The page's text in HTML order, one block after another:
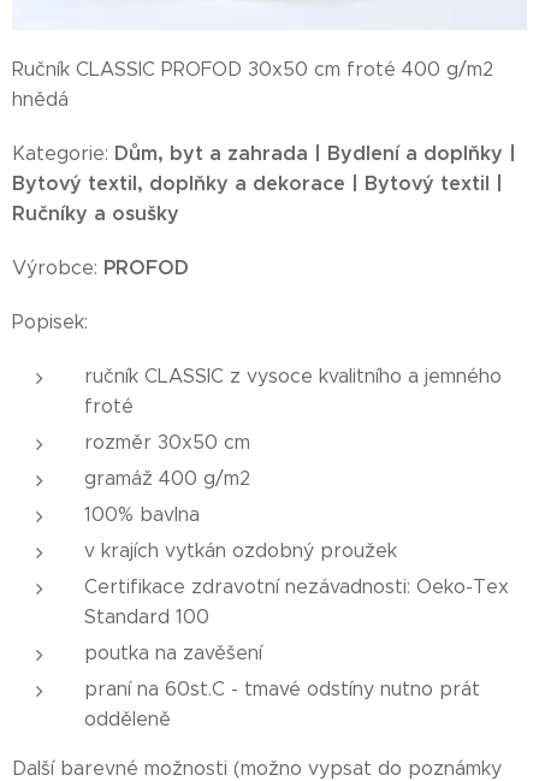
Ručník CLASSIC PROFOD 30x50 cm froté 400 g/m2
hnědá
Kategorie: Dům, byt a zahrada | Bydlení a doplňky |
Bytový textil, doplňky a dekorace | Bytový textil |
Ručníky a osušky
Výrobce: PROFOD
Popisek:
ručník CLASSIC z vysoce kvalitního a jemného
froté
rozměr 30x50 cm
gramáž 400 g/m2
100% bavlna
v krajích vytkán ozdobný proužek
Certifikace zdravotní nezávadnosti: Oeko-Tex
Standard 100
poutka na zavěšení
praní na 60st.C - tmavé odstíny nutno prát
odděleně
Další barevné možnosti (možno vypsat do poznámky